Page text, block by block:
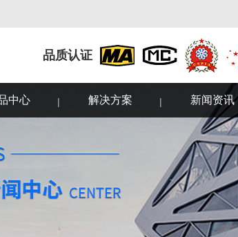
品质认证
中心 解决方案 新闻资讯